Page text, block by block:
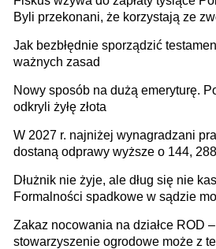
Byli przekonani, że korzystają ze
Jak bezbłędnie sporządzić
ważnych zasad
Nowy sposób na dużą emeryturę.
odkryli żyłę złota
W 2027 r. najniżej wynagradzani
dostaną odprawy wyższe o 144,
Dłużnik nie żyje, ale dług się nie
Formalności spadkowe w sądzie
zmarłego
Zakaz nocowania na działce ROD –
stowarzyszenie ogrodowe może z